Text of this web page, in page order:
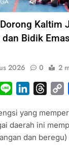
Kaltim
Bidik
2026 0 2
Telegram
Line LinkedIn
yang
daerah ini
dan beregu)